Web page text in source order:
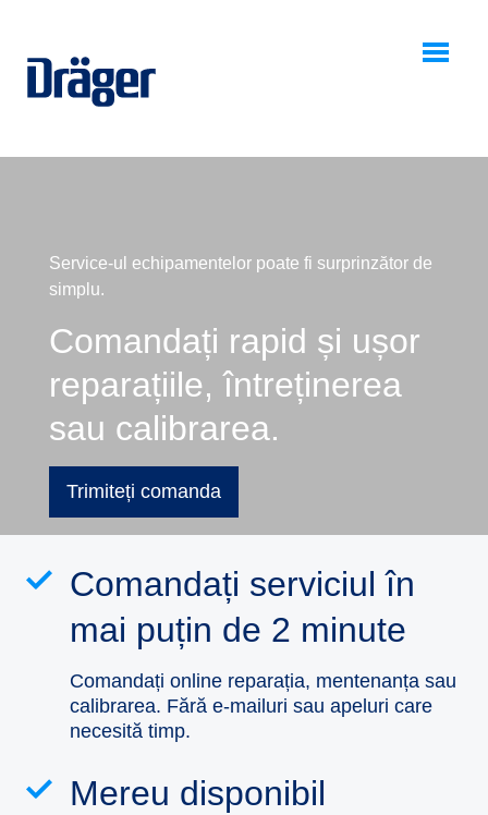
Service-ul echipamentelor poate fi surprinzător de
simplu.
Comandați rapid și ușor
reparațiile, întreținerea
sau calibrarea.
Trimiteți comanda
Comandați serviciul în
mai puțin de 2 minute
Comandați online reparația, mentenanța sau
calibrarea. Fără e-mailuri sau apeluri care
necesită timp.
Mereu disponibil